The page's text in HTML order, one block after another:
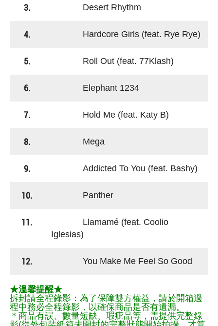
3. Desert Rhythm
4. Hardcore Girls (feat. Rye Rye)
5. Roll Out (feat. 77Klash)
6. Elephant 1234
7. Hold Me (feat. Katy B)
8. Mega
9. Addicted To You (feat. Bashy)
10. Panther
11.
Llamamé (feat. Coolio
Iglesias)
12. You Make Me Feel So Good
★溫馨提醒★
拆封請全程錄影：為了保障雙方權益，請於開箱過
程中務必全程錄影，以確保商品是否有遺漏。
＊商品有誤、數量短缺、瑕疵品等，需提供完整錄